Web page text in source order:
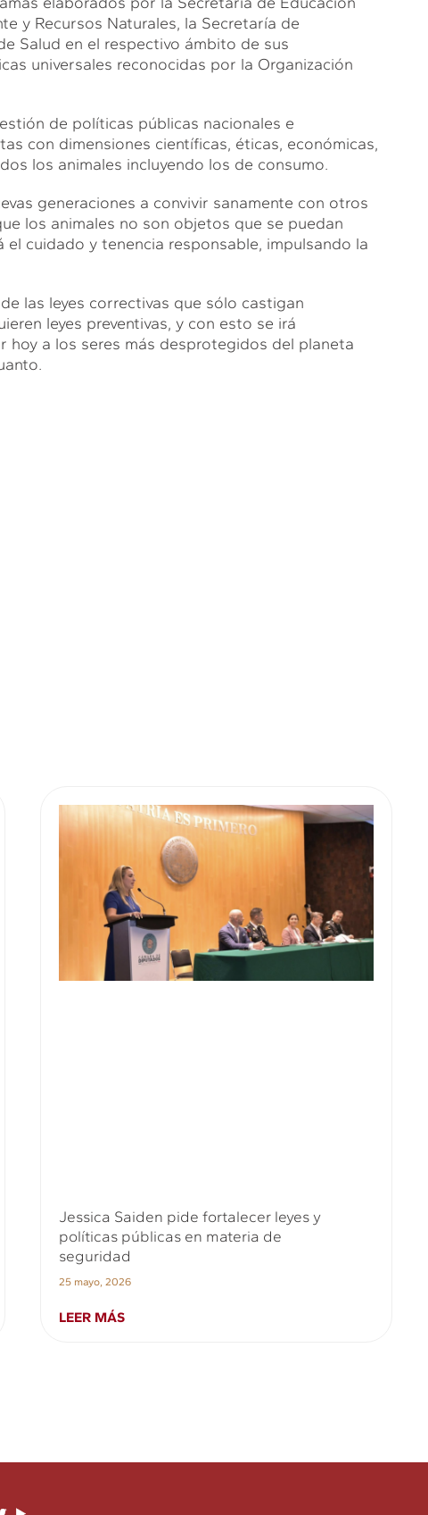
y Recursos Naturales, la Secretaría de
Salud en el respectivo ámbito de sus
universales reconocidas por la Organización
de políticas públicas nacionales e
con dimensiones científicas, éticas, económicas,
los animales incluyendo los de consumo.
generaciones a convivir sanamente con otros
los animales no son objetos que se puedan
cuidado y tenencia responsable, impulsando la
las leyes correctivas que sólo castigan
leyes preventivas, y con esto se irá
hoy a los seres más desprotegidos del planeta
Jessica Saiden pide fortalecer leyes y
políticas públicas en materia de
seguridad
25 mayo, 2026
LEER MÁS